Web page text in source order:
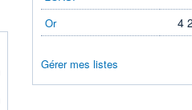
Or 4
Gérer mes listes